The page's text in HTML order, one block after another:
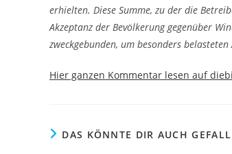
erhielten. Diese Summe, zu der die
Akzeptanz der Bevölkerung gegenüber
zweckgebunden, um besonders
Hier ganzen Kommentar lesen auf
DAS KÖNNTE DIR AUCH